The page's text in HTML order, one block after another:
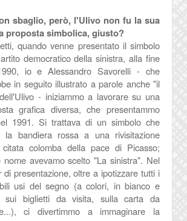
sbaglio, però, l'Ulivo non fu la sua
proposta simbolica, giusto?
quando venne presentato il simbolo
democratico della sinistra, alla fine
io e Alessandro Savorelli - che
in seguito illustrato a parole anche "il
- iniziammo a lavorare su una
grafica diversa, che presentammo
1991. Si trattava di un simbolo che
la bandiera rossa a una rivisitazione
colomba della pace di Picasso;
nome avevamo scelto "La sinistra". Nel
di presentazione, oltre a ipotizzare tutti i
usi del segno (a colori, in bianco e
sui biglietti da visita, sulla carta da
ci divertimmo a immaginare la